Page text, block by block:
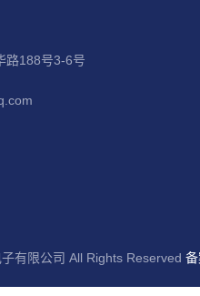
路188号3-6号
有限公司 All Rights Reserved